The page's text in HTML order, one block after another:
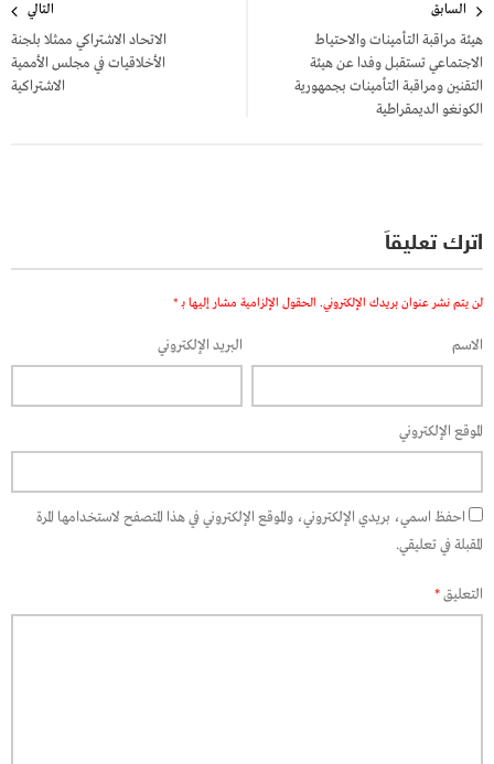
المقالات
السابق
هيئة مراقبة التأمينات والاحتياط
الاجتماعي تستقبل وفدا عن هيئة
التقنين ومراقبة التأمينات بجمهورية
الكونغو الديمقراطية
التالي
الاتحاد الاشتراكي ممثلا بلجنة
الأخلاقيات في مجلس الأممية
الاشتراكية
اترك تعليقاً
لن يتم نشر عنوان بريدك الإلكتروني. الحقول الإلزامية مشار إليها بـ *
الاسم البريد الإلكتروني
الموقع الإلكتروني
احفظ اسمي، بريدي الإلكتروني، والموقع الإلكتروني في هذا المتصفح لاستخدامها المرة
المقبلة في تعليقي.
التعليق*